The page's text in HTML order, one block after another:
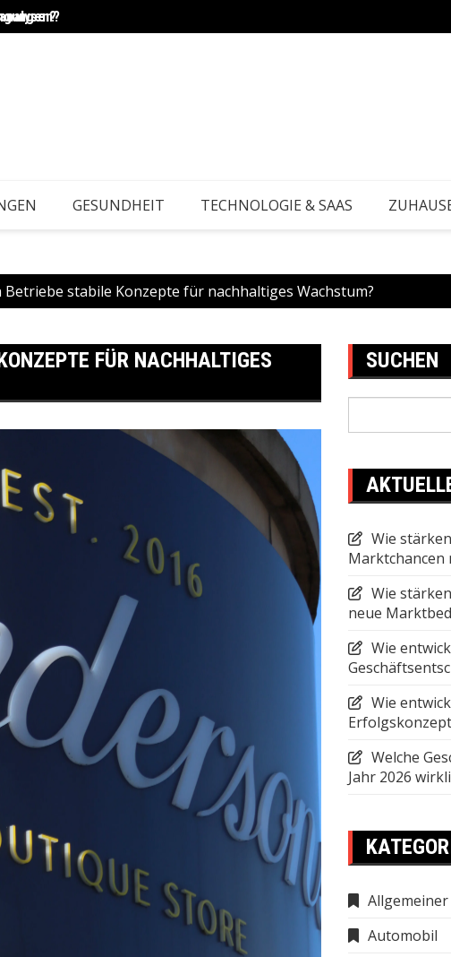
Wie entwickeln
GESUNDHEIT TECHNOLOGIE & SAAS
Betriebe stabile Konzepte für nachhaltiges Wachstum?
FÜR NACHHALTIGES
SUCHEN
Wie
Marktchancen
Wie
neue
Wie
Wie
Welche
Jahr 2026
Automobil